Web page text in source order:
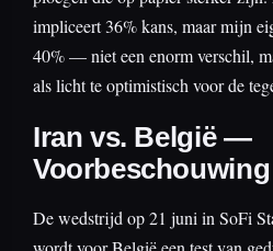
impliceert 36% kans, maar mijn
40% — niet een enorm verschil,
als licht te optimistisch voor de
Iran vs. België —
Voorbeschouwing
De wedstrijd op 21 juni in SoFi